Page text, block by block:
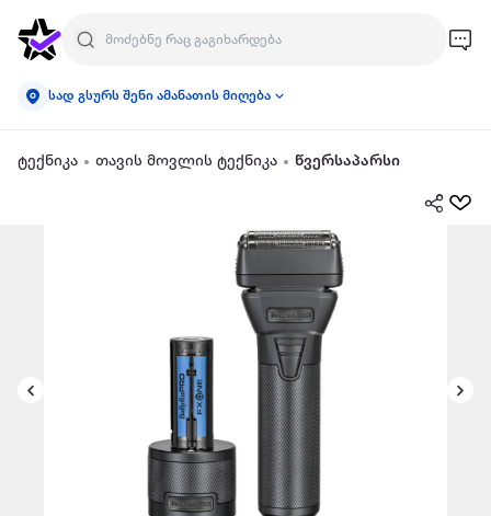
სად გსურს შენი ამანათის მიღება
ტექნიკა თავის მოვლის ტექნიკა წვერსაპარსი